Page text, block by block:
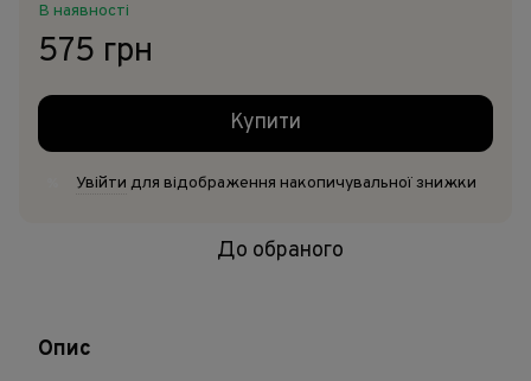
В наявності
575 грн
Купити
Увійти для відображення накопичувальної знижки
До обраного
Опис